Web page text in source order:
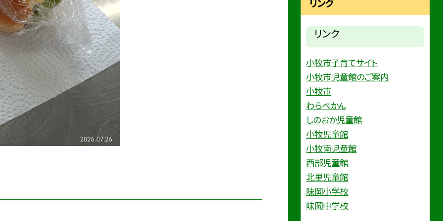
リンク
リンク
小牧市子育てサイト
小牧市児童館のご案内
小牧市
わらべかん
しのおか児童館
小牧児童館
小牧南児童館
西部児童館
北里児童館
味岡小学校
味岡中学校